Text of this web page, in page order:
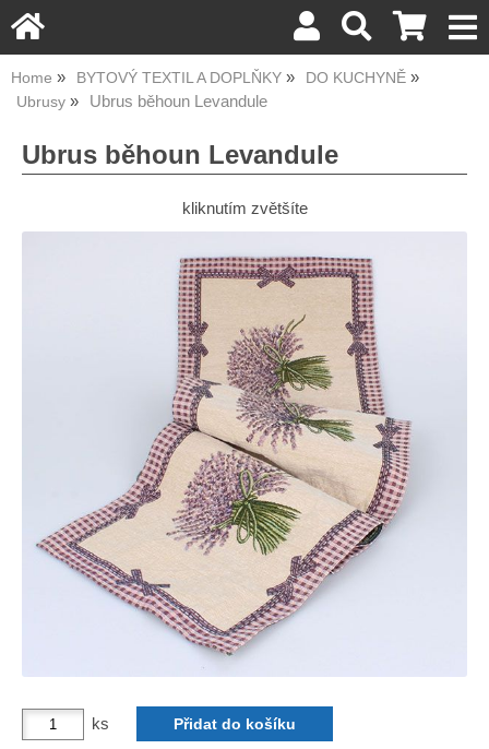
Home BYTOVÝ TEXTIL A DOPLŇKY
DO KUCHYNĚ
Ubrusy
Ubrus běhoun Levandule
Ubrus běhoun Levandule
kliknutím zvětšíte
ks